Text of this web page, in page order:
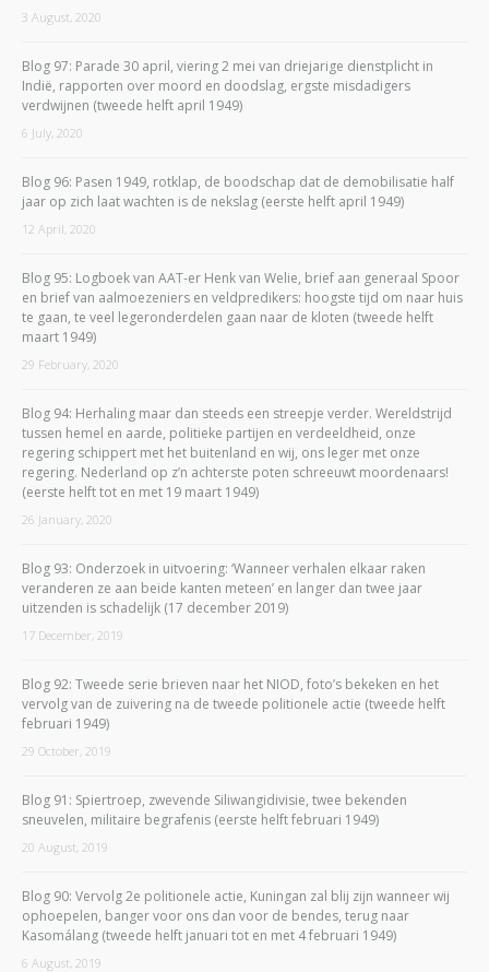
3 August, 2020
Blog 97: Parade 30 april, viering 2 mei van driejarige dienstplicht in
Indië, rapporten over moord en doodslag, ergste misdadigers
verdwijnen (tweede helft april 1949)
6 July, 2020
Blog 96: Pasen 1949, rotklap, de boodschap dat de demobilisatie half
jaar op zich laat wachten is de nekslag (eerste helft april 1949)
12 April, 2020
Blog 95: Logboek van AAT-er Henk van Welie, brief aan generaal Spoor
en brief van aalmoezeniers en veldpredikers: hoogste tijd om naar huis
te gaan, te veel legeronderdelen gaan naar de kloten (tweede helft
maart 1949)
29 February, 2020
Blog 94: Herhaling maar dan steeds een streepje verder. Wereldstrijd
tussen hemel en aarde, politieke partijen en verdeeldheid, onze
regering schippert met het buitenland en wij, ons leger met onze
regering. Nederland op z’n achterste poten schreeuwt moordenaars!
(eerste helft tot en met 19 maart 1949)
26 January, 2020
Blog 93: Onderzoek in uitvoering: ‘Wanneer verhalen elkaar raken
veranderen ze aan beide kanten meteen’ en langer dan twee jaar
uitzenden is schadelijk (17 december 2019)
17 December, 2019
Blog 92: Tweede serie brieven naar het NIOD, foto’s bekeken en het
vervolg van de zuivering na de tweede politionele actie (tweede helft
februari 1949)
29 October, 2019
Blog 91: Spiertroep, zwevende Siliwangidivisie, twee bekenden
sneuvelen, militaire begrafenis (eerste helft februari 1949)
20 August, 2019
Blog 90: Vervolg 2e politionele actie, Kuningan zal blij zijn wanneer wij
ophoepelen, banger voor ons dan voor de bendes, terug naar
Kasomálang (tweede helft januari tot en met 4 februari 1949)
6 August, 2019